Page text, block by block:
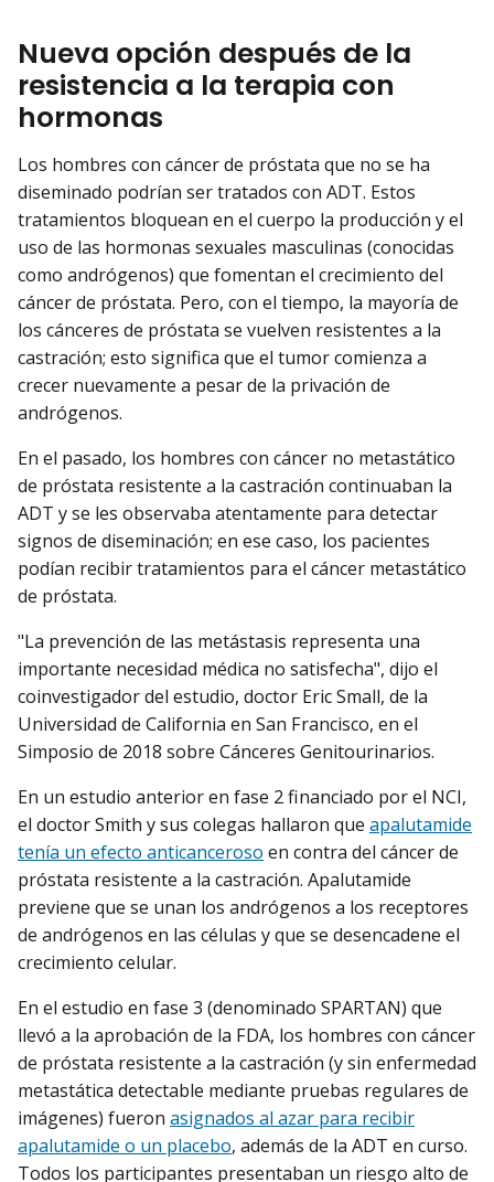
Nueva opción después de la
resistencia a la terapia con
hormonas
Los hombres con cáncer de próstata que no se ha
diseminado podrían ser tratados con ADT. Estos
tratamientos bloquean en el cuerpo la producción y el
uso de las hormonas sexuales masculinas (conocidas
como andrógenos) que fomentan el crecimiento del
cáncer de próstata. Pero, con el tiempo, la mayoría de
los cánceres de próstata se vuelven resistentes a la
castración; esto significa que el tumor comienza a
crecer nuevamente a pesar de la privación de
andrógenos.
En el pasado, los hombres con cáncer no metastático
de próstata resistente a la castración continuaban la
ADT y se les observaba atentamente para detectar
signos de diseminación; en ese caso, los pacientes
podían recibir tratamientos para el cáncer metastático
de próstata.
"La prevención de las metástasis representa una
importante necesidad médica no satisfecha", dijo el
coinvestigador del estudio, doctor Eric Small, de la
Universidad de California en San Francisco, en el
Simposio de 2018 sobre Cánceres Genitourinarios.
En un estudio anterior en fase 2 financiado por el NCI,
el doctor Smith y sus colegas hallaron que apalutamide
tenía un efecto anticanceroso en contra del cáncer de
próstata resistente a la castración. Apalutamide
previene que se unan los andrógenos a los receptores
de andrógenos en las células y que se desencadene el
crecimiento celular.
En el estudio en fase 3 (denominado SPARTAN) que
llevó a la aprobación de la FDA, los hombres con cáncer
de próstata resistente a la castración (y sin enfermedad
metastática detectable mediante pruebas regulares de
imágenes) fueron asignados al azar para recibir
apalutamide o un placebo, además de la ADT en curso.
Todos los participantes presentaban un riesgo alto de